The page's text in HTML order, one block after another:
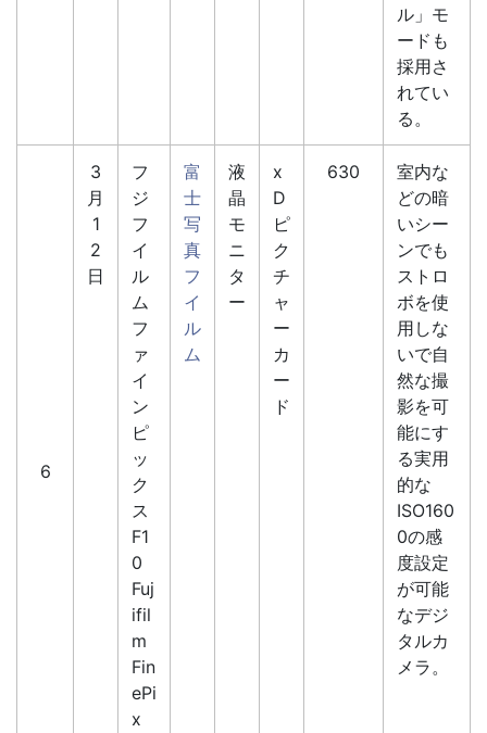
ル」モ
ードも
採用さ
れてい
る。
6
3
月
1
2
日
フ
ジ
フ
イ
ル
ム
フ
ァ
イ
ン
ピ
ッ
ク
ス
F1
0
Fuj
ifil
m
Fin
ePi
x
富
士
写
真
フ
イ
ル
ム
液
晶
モ
ニ
タ
ー
x
D
ピ
ク
チ
ャ
ー
カ
ー
ド
630
室内な
どの暗
いシー
ンでも
ストロ
ボを使
用しな
いで自
然な撮
影を可
能にす
る実用
的な
ISO160
0の感
度設定
が可能
なデジ
タルカ
メラ。